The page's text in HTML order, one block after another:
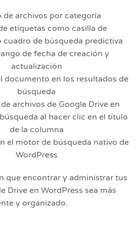
de archivos por categoría
etiquetas como casilla de
cuadro de búsqueda predictiva
de fecha de creación y
actualización
documento en los resultados de
búsqueda
archivos de Google Drive en
al hacer clic en el título
de la columna
el motor de búsqueda nativo de
WordPress
que encontrar y administrar tus
Drive en WordPress sea más
y organizado.